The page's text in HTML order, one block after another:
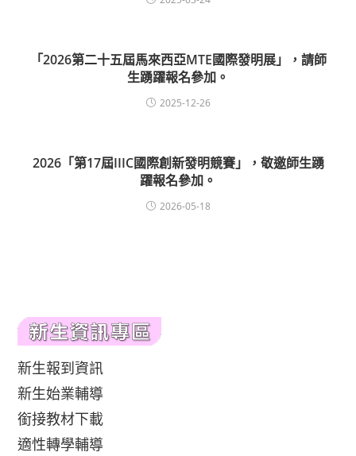
「2026第二十五屆馬來西亞MTE國際發明展」，請師
生踴躍報名參加。
2025-12-26
2026「第17屆IIIC國際創新發明競賽」，敬邀師生踴
躍報名參加。
2026-05-18
新生報到資訊
新生始業輔導
銜接教材下載
適性轉學輔導